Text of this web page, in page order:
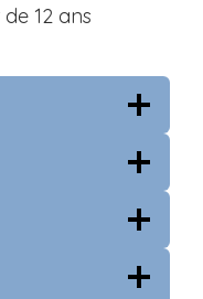
12 ans